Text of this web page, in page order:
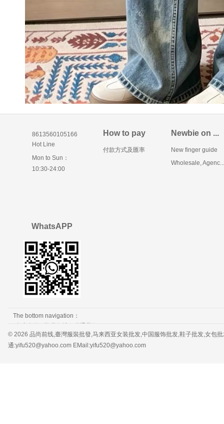
8613560105166
Hot Line
Mon to Sun：
10:30-24:00
How to pay
付款方式及匯率
Newbie on ...
New finger guide
Wholesale, Agenc...
WhatsAPP
The bottom navigation：
© 2026 品尚前线,臺灣服裝批發,马来西亚女装批发,中国服饰批发,鞋子批发,女
通:yifu520@yahoo.com EMail:yifu520@yahoo.com